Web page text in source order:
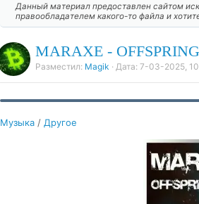
Данный материал предоставлен сайтом
правообладателем какого-то файла и
MARAXE -
Разместил: Magik · Дата: 7-03-2025,
Музыка / Другое